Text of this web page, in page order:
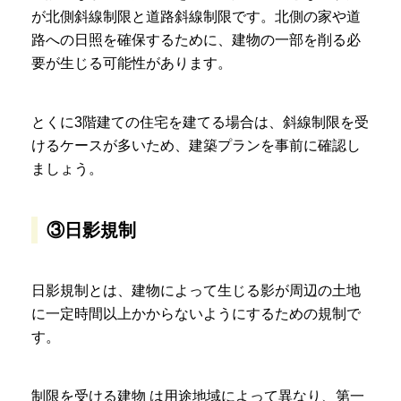
が北側斜線制限と道路斜線制限です。北側の家や道
路への日照を確保するために、建物の一部を削る必
要が生じる可能性があります。
とくに3階建ての住宅を建てる場合は、斜線制限を受
けるケースが多いため、建築プランを事前に確認し
ましょう。
③日影規制
日影規制とは、建物によって生じる影が周辺の土地
に一定時間以上かからないようにするための規制で
す。
制限を受ける建物 は用途地域によって異なり、第一